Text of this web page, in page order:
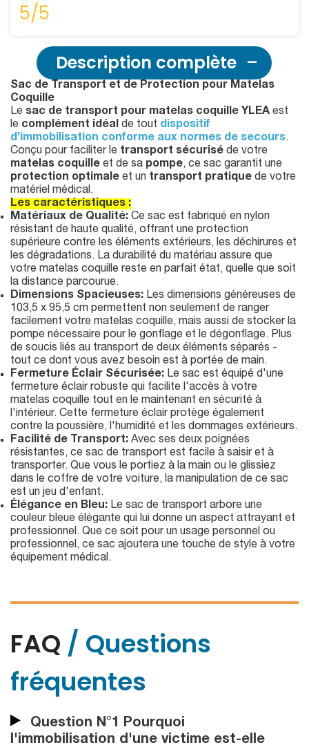
5/5
Description complète
Sac de Transport et de Protection pour Matelas
Coquille
Le sac de transport pour matelas coquille YLEA est
le complément idéal de tout dispositif
d’immobilisation conforme aux normes de secours.
Conçu pour faciliter le transport sécurisé de votre
matelas coquille et de sa pompe, ce sac garantit une
protection optimale et un transport pratique de votre
matériel médical.
Les caractéristiques :
Matériaux de Qualité: Ce sac est fabriqué en nylon
résistant de haute qualité, offrant une protection
supérieure contre les éléments extérieurs, les déchirures et
les dégradations. La durabilité du matériau assure que
votre matelas coquille reste en parfait état, quelle que soit
la distance parcourue.
Dimensions Spacieuses: Les dimensions généreuses de
103,5 x 95,5 cm permettent non seulement de ranger
facilement votre matelas coquille, mais aussi de stocker la
pompe nécessaire pour le gonflage et le dégonflage. Plus
de soucis liés au transport de deux éléments séparés -
tout ce dont vous avez besoin est à portée de main.
Fermeture Éclair Sécurisée: Le sac est équipé d'une
fermeture éclair robuste qui facilite l'accès à votre
matelas coquille tout en le maintenant en sécurité à
l'intérieur. Cette fermeture éclair protège également
contre la poussière, l'humidité et les dommages extérieurs.
Facilité de Transport: Avec ses deux poignées
résistantes, ce sac de transport est facile à saisir et à
transporter. Que vous le portiez à la main ou le glissiez
dans le coffre de votre voiture, la manipulation de ce sac
est un jeu d'enfant.
Élégance en Bleu: Le sac de transport arbore une
couleur bleue élégante qui lui donne un aspect attrayant et
professionnel. Que ce soit pour un usage personnel ou
professionnel, ce sac ajoutera une touche de style à votre
équipement médical.
FAQ / Questions
fréquentes
Question N°1 Pourquoi
l'immobilisation d'une victime est-elle